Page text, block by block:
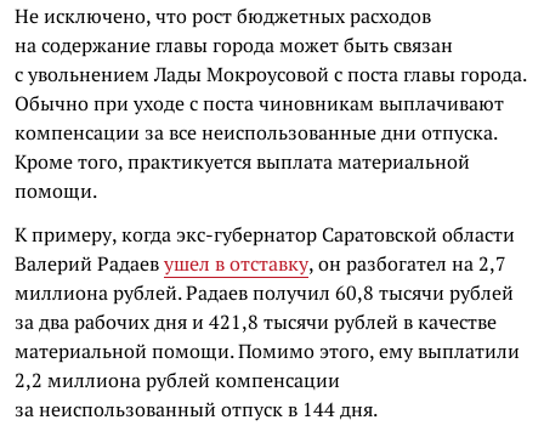
Не исключено, что рост бюджетных расходов
на содержание главы города может быть связан
с увольнением Лады Мокроусовой с поста главы города.
Обычно при уходе с поста чиновникам выплачивают
компенсации за все неиспользованные дни отпуска.
Кроме того, практикуется выплата материальной
помощи.
К примеру, когда экс-губернатор Саратовской области
Валерий Радаевушел в отставку, он разбогател на 2,7
миллиона рублей. Радаев получил 60,8 тысячи рублей
за два рабочих дня и 421,8 тысячи рублей в качестве
материальной помощи. Помимо этого, ему выплатили
2,2 миллиона рублей компенсации
за неиспользованный отпуск в 144 дня.